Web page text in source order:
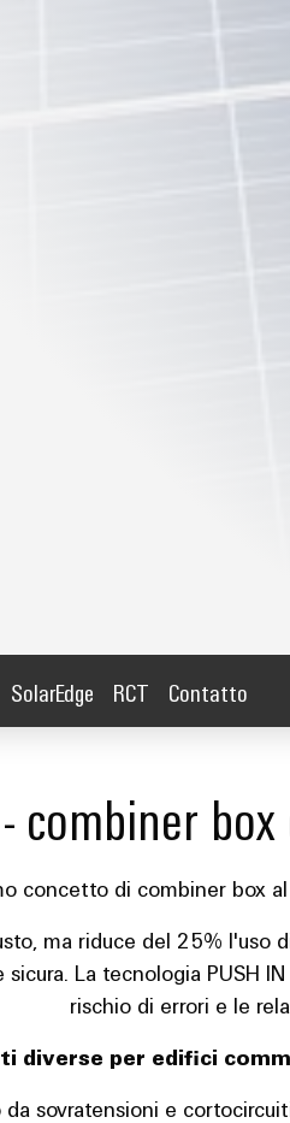
SolarEdge RCT Contatto
combiner
concetto di combiner box
ma riduce del 25% l'uso
La tecnologia PUSH
rischio di errori e le
diverse per edifici
sovratensioni e